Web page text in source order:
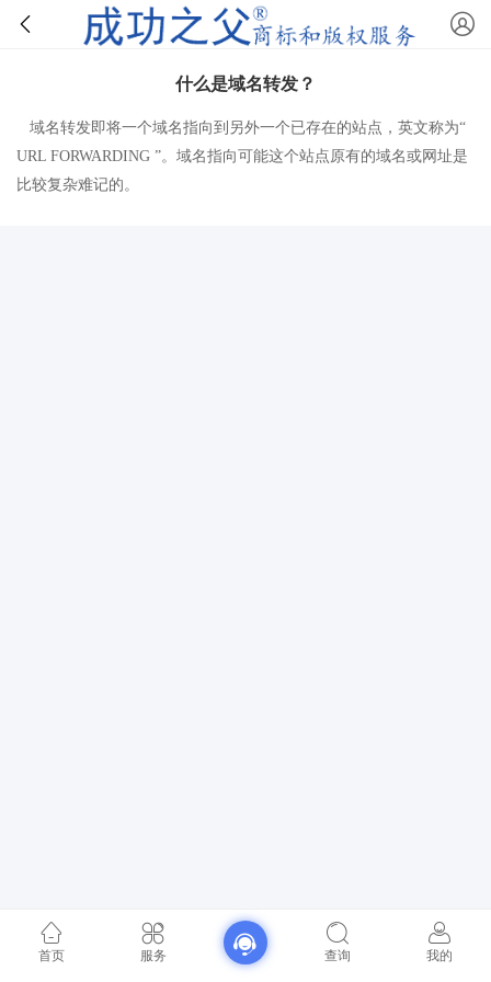
什么是域名转发？
域名转发即将一个域名指向到另外一个已存在的站点，英文称为“
URL FORWARDING ”。域名指向可能这个站点原有的域名或网址是
比较复杂难记的。
首页 服务 查询 我的